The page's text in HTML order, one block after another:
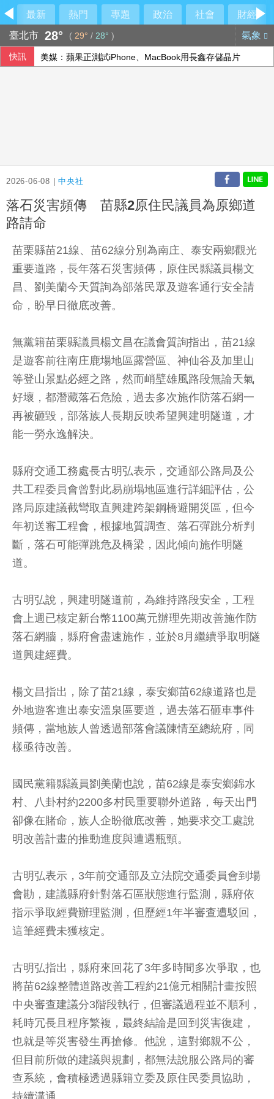
最新 熱門 專題 政治 社會
財經
臺北市 28° ( 29° / 28° ) 氣象
快訊 美媒：蘋果正測試iPhone、MacBook用長鑫存儲晶片
2026-06-08 |中央社
落石災害頻傳 苗縣2原住民議員為原鄉道
路請命
苗栗縣苗21線、苗62線分別為南庄、泰安兩鄉觀光
重要道路，長年落石災害頻傳，原住民縣議員楊文
昌、劉美蘭今天質詢為部落民眾及遊客通行安全請
命，盼早日徹底改善。
無黨籍苗栗縣議員楊文昌在議會質詢指出，苗21線
是遊客前往南庄鹿場地區露營區、神仙谷及加里山
等登山景點必經之路，然而峭壁雄風路段無論天氣
好壞，都潛藏落石危險，過去多次施作防落石網一
再被砸毀，部落族人長期反映希望興建明隧道，才
能一勞永逸解決。
縣府交通工務處長古明弘表示，交通部公路局及公
共工程委員會曾對此易崩塌地區進行詳細評估，公
路局原建議截彎取直興建跨架鋼橋避開災區，但今
年初送審工程會，根據地質調查、落石彈跳分析判
斷，落石可能彈跳危及橋梁，因此傾向施作明隧
道。
古明弘說，興建明隧道前，為維持路段安全，工程
會上週已核定新台幣1100萬元辦理先期改善施作防
落石網牆，縣府會盡速施作，並於8月繼續爭取明隧
道興建經費。
楊文昌指出，除了苗21線，泰安鄉苗62線道路也是
外地遊客進出泰安溫泉區要道，過去落石砸車事件
頻傳，當地族人曾透過部落會議陳情至總統府，同
樣亟待改善。
國民黨籍縣議員劉美蘭也說，苗62線是泰安鄉錦水
村、八卦村約2200多村民重要聯外道路，每天出門
卻像在賭命，族人企盼徹底改善，她要求交工處說
明改善計畫的推動進度與遭遇瓶頸。
古明弘表示，3年前交通部及立法院交通委員會到場
會勘，建議縣府針對落石區狀態進行監測，縣府依
指示爭取經費辦理監測，但歷經1年半審查遭駁回，
這筆經費未獲核定。
古明弘指出，縣府來回花了3年多時間多次爭取，也
將苗62線整體道路改善工程約21億元相關計畫按照
中央審查建議分3階段執行，但審議過程並不順利，
耗時冗長且程序繁複，最終結論是回到災害復建，
也就是等災害發生再搶修。他說，這對鄉親不公，
但目前所做的建議與規劃，都無法說服公路局的審
查系統，會積極透過縣籍立委及原住民委員協助，
持續溝通。